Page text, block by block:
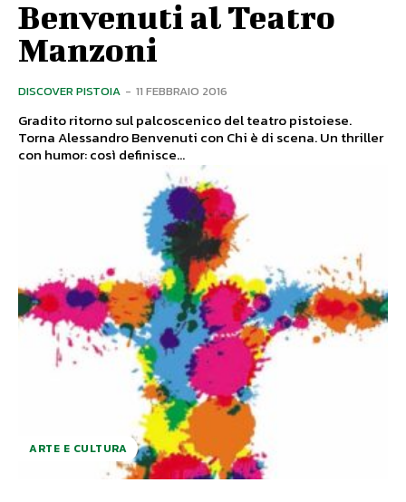
Benvenuti al Teatro
Manzoni
DISCOVER PISTOIA - 11 FEBBRAIO 2016
Gradito ritorno sul palcoscenico del teatro pistoiese.
Torna Alessandro Benvenuti con Chi è di scena. Un thriller
con humor: così definisce...
ARTE E CULTURA